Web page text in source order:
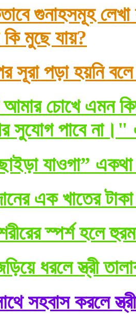
গুনাহসমূহ
মুছে যায়?
সূরা পড়া হয়নি
চোখে এমন
সুযোগ পাবে না।"
যাওগা” একথা
এক খাতের
স্পর্শ হলে
ধরলে স্ত্রী
সহবাস করলে